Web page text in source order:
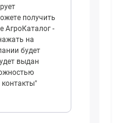
получить
АгроКаталог -
на
будет
выдан